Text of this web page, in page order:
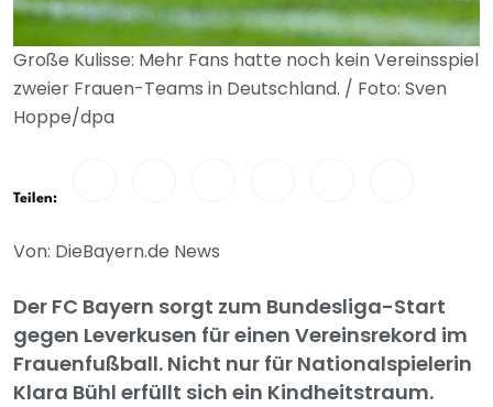
Große Kulisse: Mehr Fans hatte noch kein Vereinsspiel
zweier Frauen-Teams in Deutschland. / Foto: Sven
Hoppe/dpa
Teilen:
Von: DieBayern.de News
Der FC Bayern sorgt zum Bundesliga-Start
gegen Leverkusen für einen Vereinsrekord im
Frauenfußball. Nicht nur für Nationalspielerin
Klara Bühl erfüllt sich ein Kindheitstraum.